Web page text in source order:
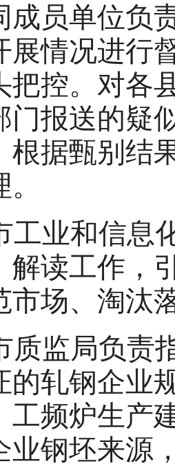
成员单位负
展情况进行
把控。对各
门报送的疑
根据甄别结
工业和信息
解读工作，
市场、淘汰
质监局负责
的轧钢企业
工频炉生产
业钢坯来源